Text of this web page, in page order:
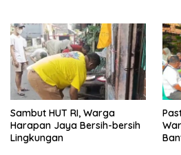
Sambut HUT RI, Warga
Harapan Jaya Bersih-bersih
Lingkungan